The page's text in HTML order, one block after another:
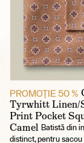
PROMOŢIE 50 %
Tyrwhitt Linen/
Print Pocket
Camel Batistă din
distinct, pentru sacou